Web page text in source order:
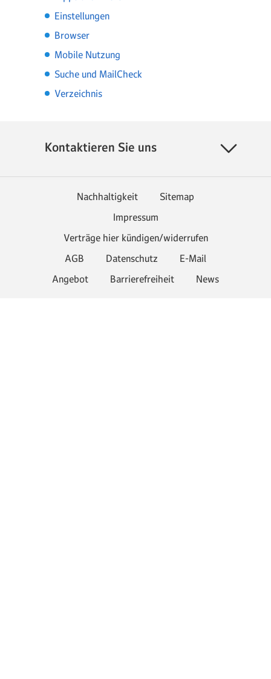
Einstellungen
Browser
Mobile Nutzung
Suche und MailCheck
Verzeichnis
Kontaktieren Sie uns
Nachhaltigkeit
Sitemap
Impressum
Verträge hier kündigen/widerrufen
AGB
Datenschutz
E-Mail
Angebot
Barrierefreiheit News